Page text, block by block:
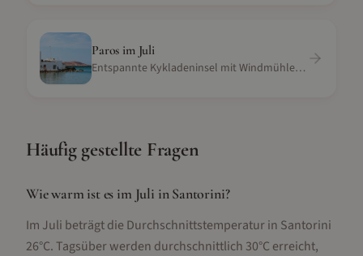
Paros im Juli
Entspannte Kykladeninsel mit Windmühlen und weißen Stränden
Häufig gestellte Fragen
Wie warm ist es im Juli in Santorini?
Im Juli beträgt die Durchschnittstemperatur in Santorini
26°C. Tagsüber werden durchschnittlich 30°C erreicht,